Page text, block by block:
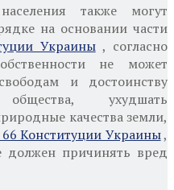
также могут
на основании части
Украины, согласно
не может
и достоинству
ухудшать
качества земли,
66 Конституции Украины,
должен причинять вред